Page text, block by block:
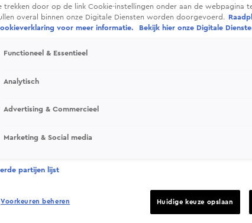
trekken door op de link Cookie-instellingen onder aan de webpagina
overal binnen onze Digitale Diensten worden doorgevoerd.
voor meer informatie.
Bekijk hier onze Digitale
Functioneel & Essentieel
Analytisch
Advertising & Commercieel
Marketing & Social media
partijen lijst
Voorkeuren beheren Huidige keuze opslaan